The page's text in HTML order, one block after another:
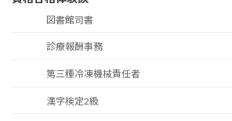
図書館司書
診療報酬事務
第三種冷凍機械責任者
漢字検定2級